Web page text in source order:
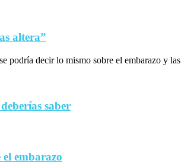
altera”
podría decir lo mismo sobre el embarazo y las
saber
embarazo